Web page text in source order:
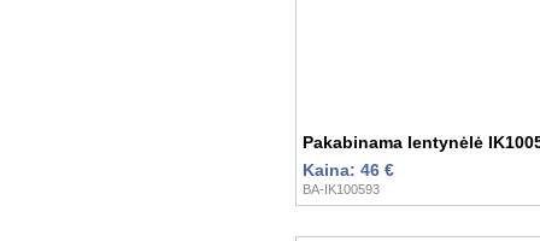
Pakabinama lentynėlė
Kaina: 46 €
BA-IK100593